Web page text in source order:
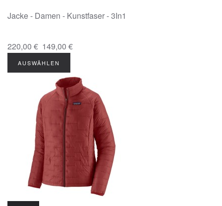
Jacke - Damen - Kunstfaser - 3In1
220,00 € 149,00 €
AUSWÄHLEN